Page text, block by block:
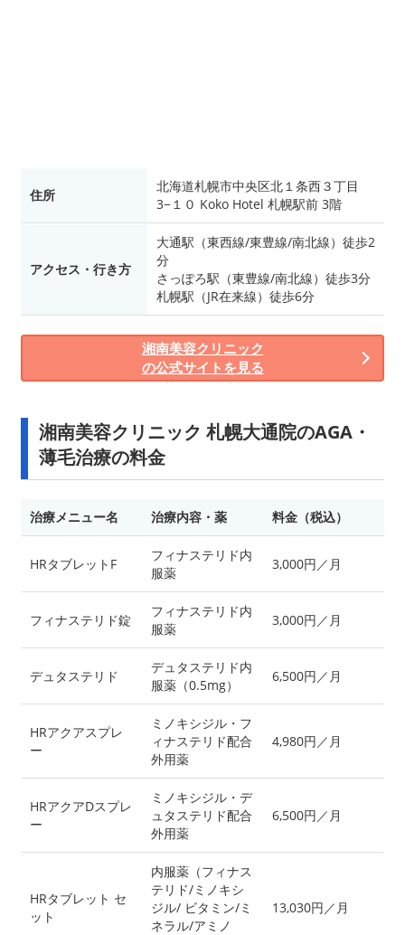
住所
北海道札幌市中央区北１条西３丁目
3−１０ Koko Hotel 札幌駅前 3階
アクセス・行き方
大通駅（東西線/東豊線/南北線）徒歩2
分
さっぽろ駅（東豊線/南北線）徒歩3分
札幌駅（JR在来線）徒歩6分
湘南美容クリニック
の公式サイトを見る
湘南美容クリニック 札幌大通院のAGA・
薄毛治療の料金
治療メニュー名 治療内容・薬 料金（税込）
HRタブレットF
フィナステリド内
服薬
3,000円／月
フィナステリド錠
フィナステリド内
服薬
3,000円／月
デュタステリド
デュタステリド内
服薬（0.5mg）
6,500円／月
HRアクアスプレ
ー
ミノキシジル・フ
ィナステリド配合
外用薬
4,980円／月
HRアクアDスプレ
ー
ミノキシジル・デ
ュタステリド配合
外用薬
6,500円／月
HRタブレット セ
ット
内服薬（フィナス
テリド/ミノキシ
ジル/ ビタミン/ミ
ネラル/アミノ
13,030円／月